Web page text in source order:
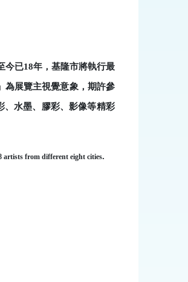
今已18年，基隆市將執行最
為展覽主視覺意象，期許參
、水墨、膠彩、影像等精彩
artists from different eight cities.